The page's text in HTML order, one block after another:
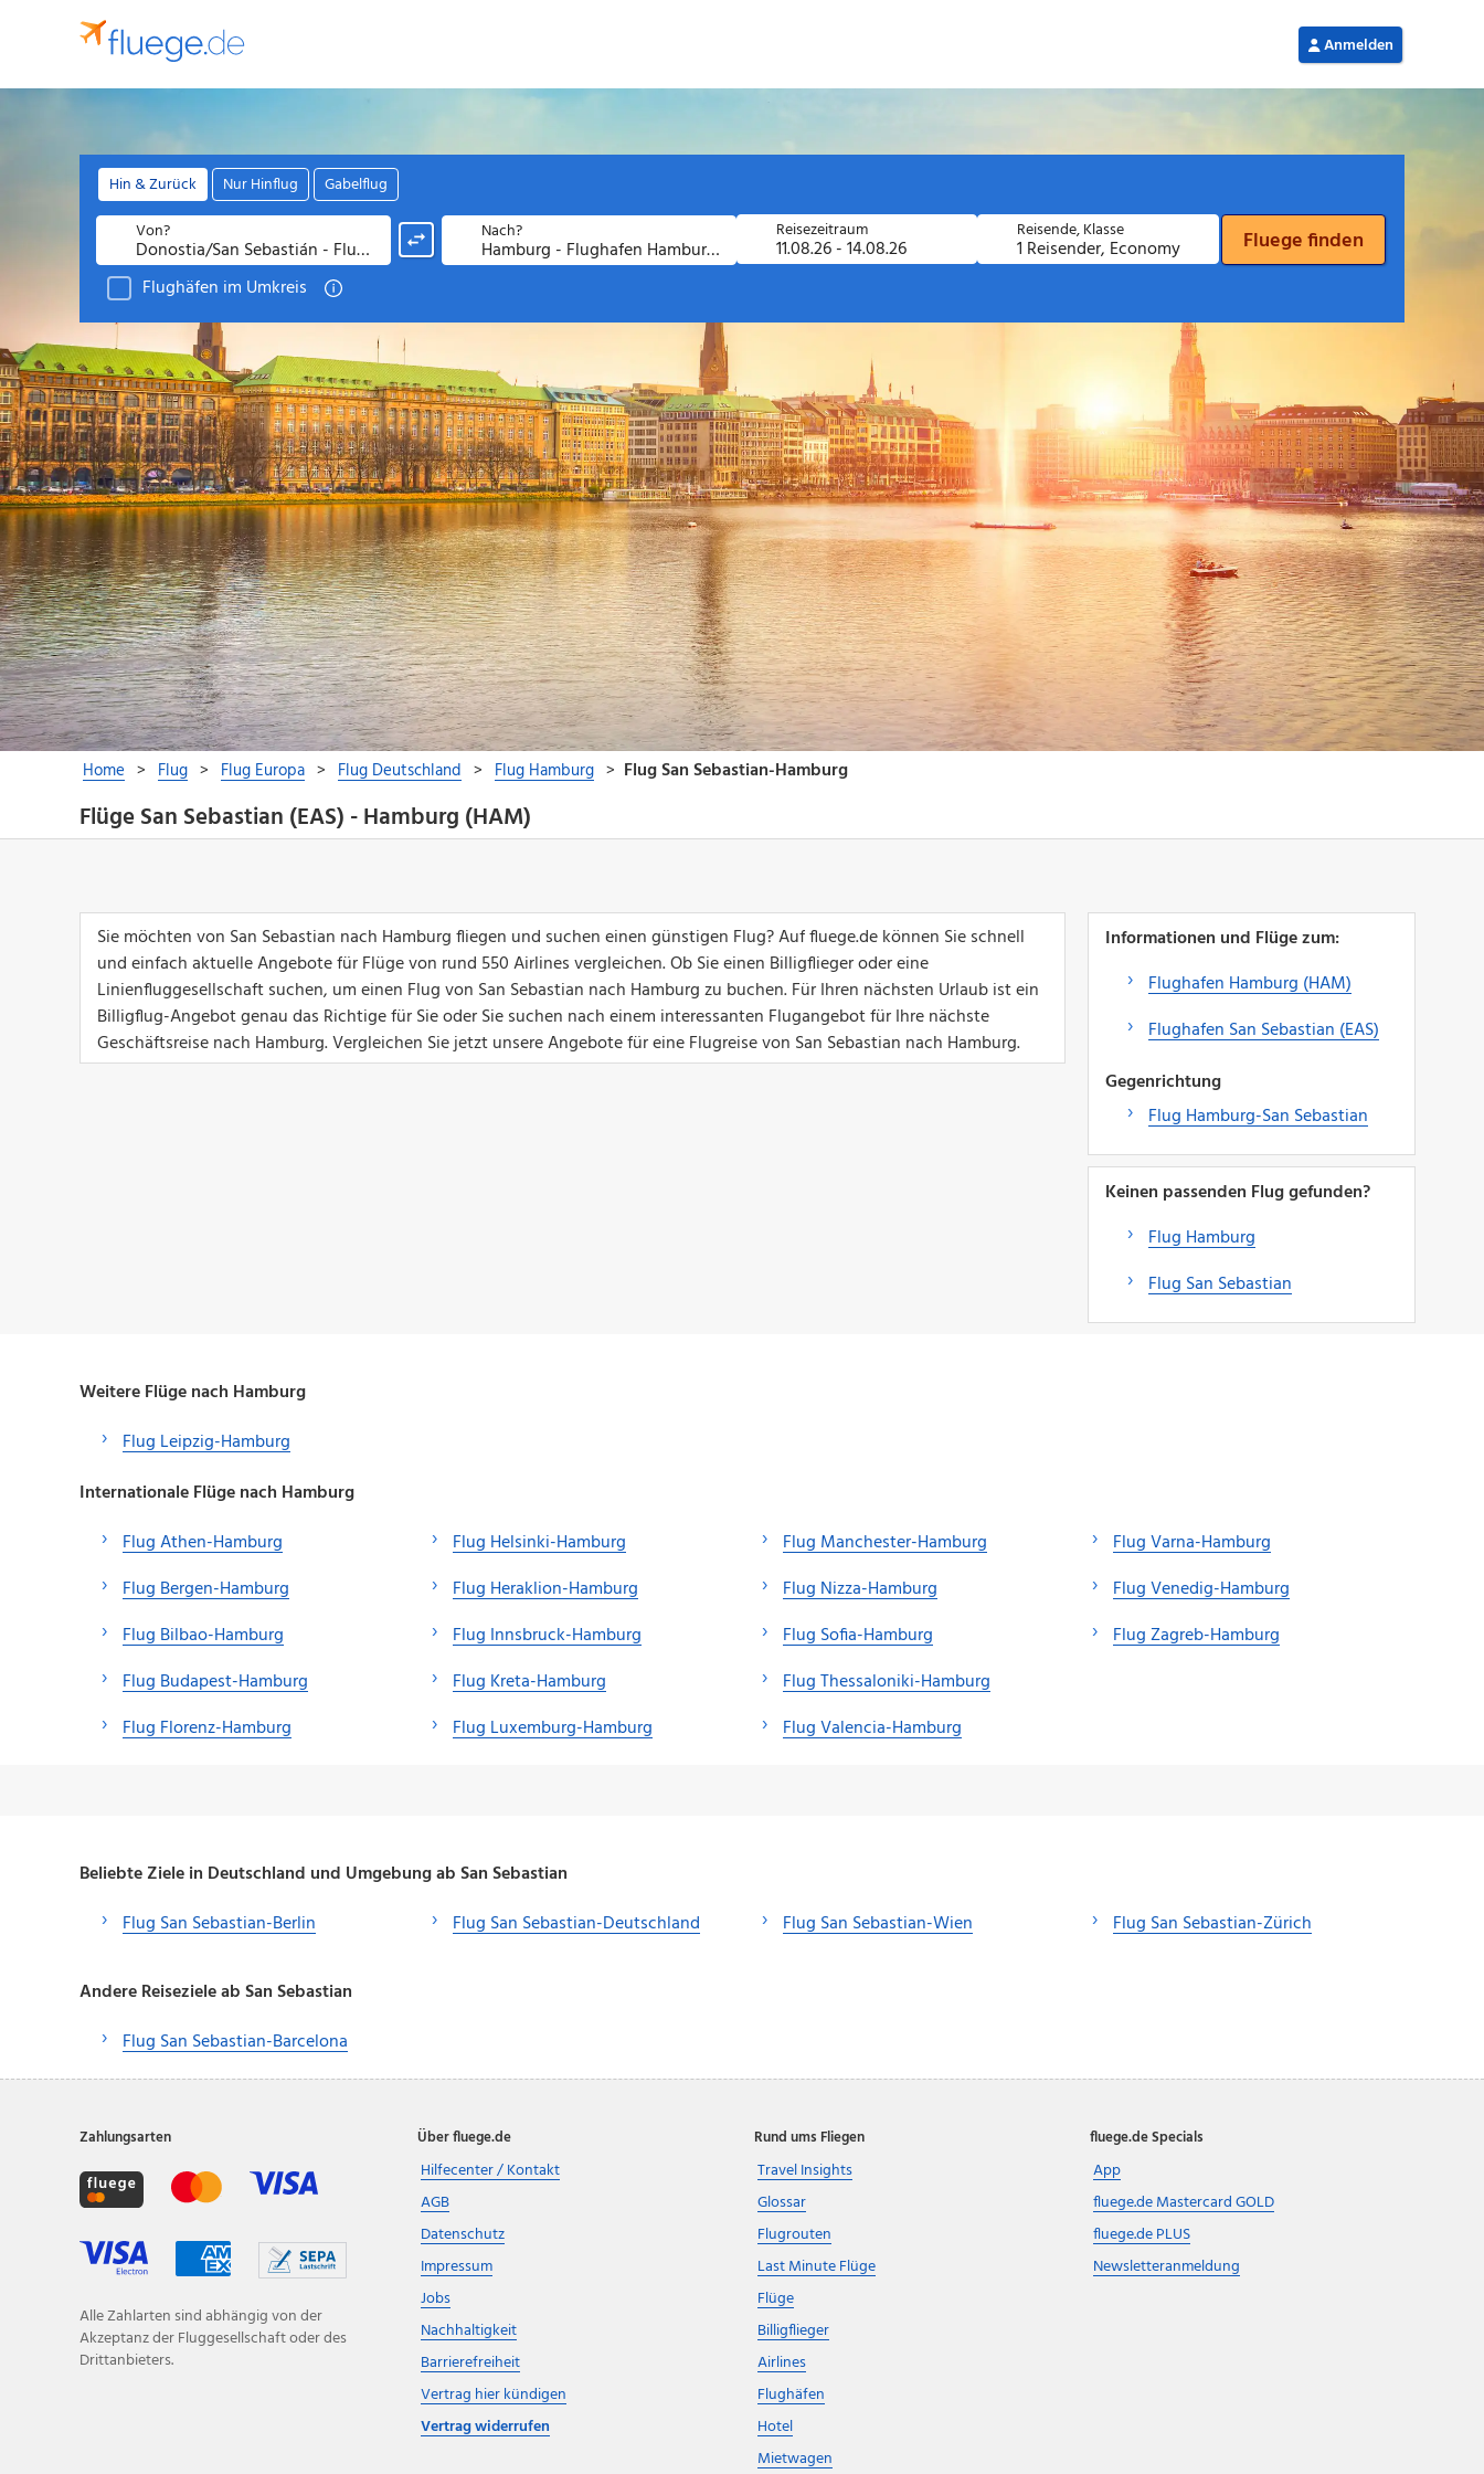
Flüge San Sebastian (EAS) - Hamburg (HAM)
Sie möchten von San Sebastian nach Hamburg fliegen und suchen einen günstigen Flug? Auf fluege.de können Sie schnell
und einfach aktuelle Angebote für Flüge von rund 550 Airlines vergleichen. Ob Sie einen Billigflieger oder eine
Linienfluggesellschaft suchen, um einen Flug von San Sebastian nach Hamburg zu buchen. Für Ihren nächsten Urlaub ist ein
Billigflug-Angebot genau das Richtige für Sie oder Sie suchen nach einem interessanten Flugangebot für Ihre nächste
Geschäftsreise nach Hamburg. Vergleichen Sie jetzt unsere Angebote für eine Flugreise von San Sebastian nach Hamburg.
Informationen und Flüge zum:
Flughafen Hamburg (HAM)
Flughafen San Sebastian (EAS)
Gegenrichtung
Flug Hamburg-San Sebastian
Keinen passenden Flug gefunden?
Flug Hamburg
Flug San Sebastian
Weitere Flüge nach Hamburg
Flug Leipzig-Hamburg
Internationale Flüge nach Hamburg
Flug Athen-Hamburg
Flug Bergen-Hamburg
Flug Bilbao-Hamburg
Flug Budapest-Hamburg
Flug Florenz-Hamburg
Flug Helsinki-Hamburg
Flug Heraklion-Hamburg
Flug Innsbruck-Hamburg
Flug Kreta-Hamburg
Flug Luxemburg-Hamburg
Flug Manchester-Hamburg
Flug Nizza-Hamburg
Flug Sofia-Hamburg
Flug Thessaloniki-Hamburg
Flug Valencia-Hamburg
Flug Varna-Hamburg
Flug Venedig-Hamburg
Flug Zagreb-Hamburg
Beliebte Ziele in Deutschland und Umgebung ab San Sebastian
Flug San Sebastian-Berlin
Flug San Sebastian-Deutschland Flug San Sebastian-Wien Flug San Sebastian-Zürich
Andere Reiseziele ab San Sebastian
Flug San Sebastian-Barcelona